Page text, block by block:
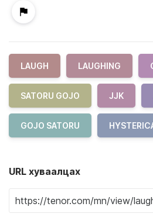
LAUGH LAUGHING
SATORU GOJO JJK
GOJO SATORU
URL хуваалцах